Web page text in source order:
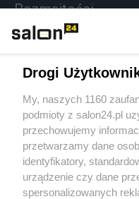
Rozmaitości
Sport
Społeczeństwo
Kultura
Drogi
My, naszych 1160
podmioty z salon24.pl
przechowujemy
przetwarzamy dane
identyfikatory,
urządzenie czy dane
spersonalizowanych